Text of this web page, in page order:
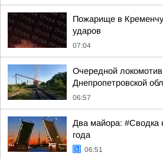
Пожарище в
ударов
07:04
Очередной
Днепропетровской
06:57
Два майора: #Сводка
года
06:51